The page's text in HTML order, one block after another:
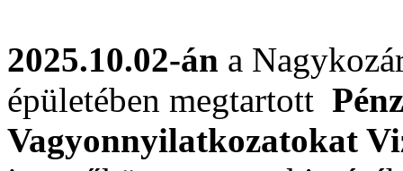
2025.10.02-án a
épületében megtartott
Vagyonnyilatkozatokat